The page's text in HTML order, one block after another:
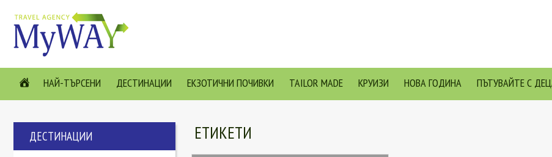
НАЙ-ТЪРСЕНИ ДЕСТИНАЦИИ ЕКЗОТИЧНИ ПОЧИВКИ TAILOR MADE КРУИЗИ НОВА ГОДИНА ПЪТУВАЙТЕ С
ДЕСТИНАЦИИ ЕТИКЕТИ